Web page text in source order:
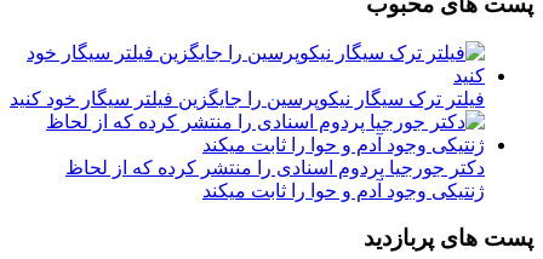
فیلتر ترک سیگار نیکوپرسین را جایگزین فیلتر سیگار خود کنید
دکتر جورجیا پردوم اسنادی را منتشر کرده که از لحاظ
ژنتیکی وجود آدم و حوا را ثابت میکند
پست های پربازدید